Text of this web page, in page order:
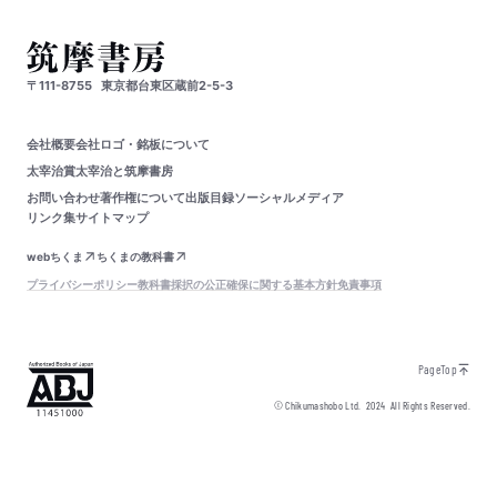
〒111-8755 東京都台東区蔵前2-5-3
会社概要会社ロゴ・銘板について
太宰治賞太宰治と筑摩書房
お問い合わせ著作権について出版目録ソーシャルメディア
リンク集サイトマップ
webちくま
ちくまの教科書
プライバシーポリシー教科書採択の公正確保に関する基本方針免責事項
PageTop
© Chikumashobo Ltd.2024 All Rights Reserved.